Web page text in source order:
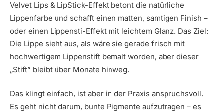
Velvet Lips & LipStick-Effekt betont die natürliche
Lippenfarbe und schafft einen matten, samtigen Finish –
oder einen Lippensti-Effekt mit leichtem Glanz. Das Ziel:
Die Lippe sieht aus, als wäre sie gerade frisch mit
hochwertigem Lippenstift bemalt worden, aber dieser
„Stift” bleibt über Monate hinweg.
Das klingt einfach, ist aber in der Praxis anspruchsvoll.
Es geht nicht darum, bunte Pigmente aufzutragen – es